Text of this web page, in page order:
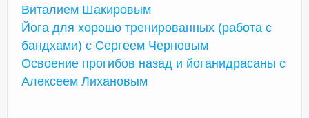
Виталием Шакировым
Йога для хорошо тренированных (работа с
бандхами) с Сергеем Черновым
Освоение прогибов назад и йоганидрасаны с
Алексеем Лихановым